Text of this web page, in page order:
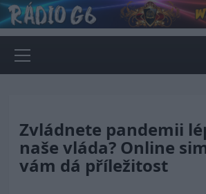
Skip
to
content
Menu
Zvládnete pandemii
naše vláda? Online
vám dá příležitost